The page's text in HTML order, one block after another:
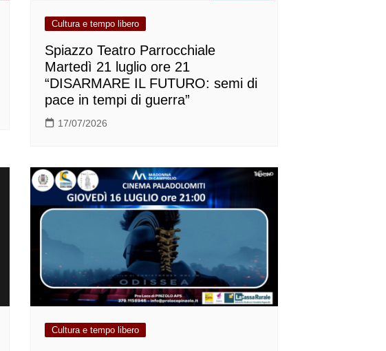
Cultura e tempo libero
Spiazzo Teatro Parrocchiale
Martedì 21 luglio ore 21
“DISARMARE IL FUTURO: semi di
pace in tempi di guerra”
17/07/2026
Cultura e tempo libero